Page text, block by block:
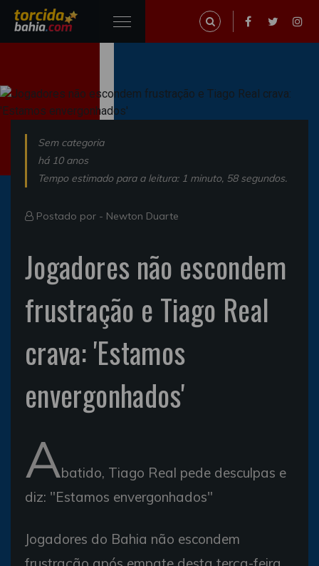
Sem categoria
há 10 anos
Tempo estimado para a leitura: 1 minuto, 58 segundos.
Postado por - Newton Duarte
Jogadores não escondem
frustração e Tiago Real
crava: 'Estamos
envergonhados'
Abatido, Tiago Real pede desculpas e
diz: "Estamos envergonhados"
Jogadores do Bahia não escondem